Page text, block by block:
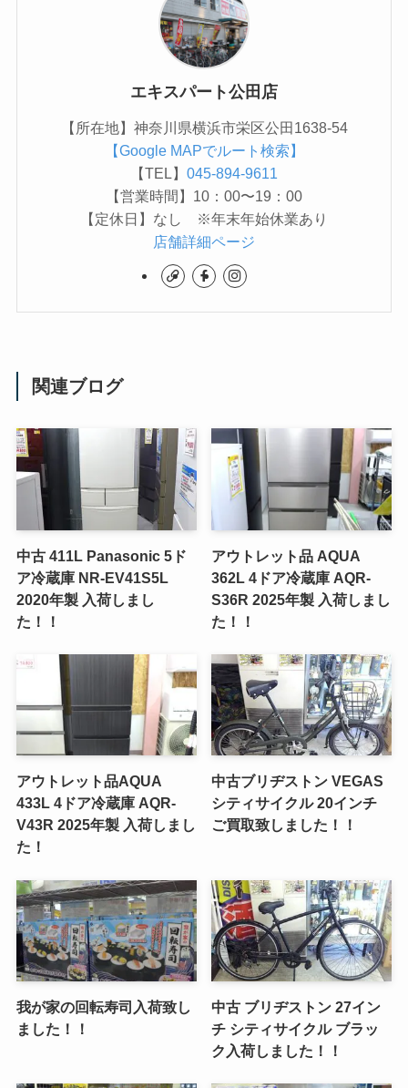
エキスパート公田店
【所在地】神奈川県横浜市栄区公田1638-54
【Google MAPでルート検索】
【TEL】 045-894-9611
【営業時間】10：00〜19：00
【定休日】なし ※年末年始休業あり
店舗詳細ページ
関連ブログ
中古 411L Panasonic 5ド
ア冷蔵庫 NR-EV41S5L
2020年製 入荷しまし
た！！
アウトレット品 AQUA
362L 4ドア冷蔵庫 AQR-
S36R 2025年製 入荷しまし
た！！
アウトレット品AQUA
433L 4ドア冷蔵庫 AQR-
V43R 2025年製 入荷しまし
た！
中古ブリヂストン VEGAS
シティサイクル 20インチ
ご買取致しました！！
我が家の回転寿司入荷致し
ました！！
中古 ブリヂストン 27イン
チ シティサイクル ブラッ
ク入荷しました！！